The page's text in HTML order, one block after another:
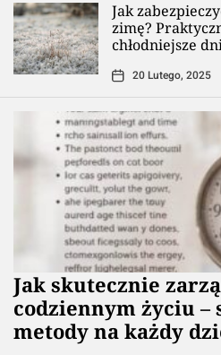
Jak
zimę?
chłodniejsze
20 Lutego, 2025
Jak skutecznie
codziennym życiu –
metody na każdy